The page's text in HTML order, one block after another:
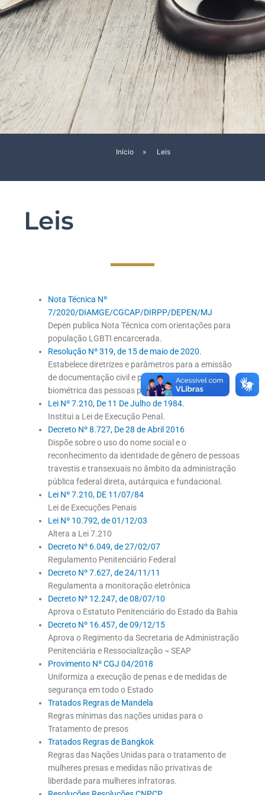
Início » Leis
Leis
Nota Técnica Nº
7/2020/DIAMGE/CGCAP/DIRPP/DEPEN/MJ
Depen publica Nota Técnica com orientações para
população LGBTI encarcerada.
Resolução Nº 319, de 15 de maio de 2020.
Estabelece diretrizes e parâmetros para a emissão
de documentação civil e para a identificação civil
biométrica das pessoas privadas de liberdade.
Lei Nº 7.210, De 11 De Julho de 1984.
Institui a Lei de Execução Penal.
Decreto Nº 8.727, De 28 de Abril 2016
Dispõe sobre o uso do nome social e o
reconhecimento da identidade de gênero de pessoas
travestis e transexuais no âmbito da administração
pública federal direta, autárquica e fundacional.
Lei Nº 7.210, DE 11/07/84
Lei de Execuções Penais
Lei Nº 10.792, de 01/12/03
Altera a Lei 7.210
Decreto Nº 6.049, de 27/02/07
Regulamento Penitenciário Federal
Decreto Nº 7.627, de 24/11/11
Regulamenta a monitoração eletrônica
Decreto Nº 12.247, de 08/07/10
Aprova o Estatuto Penitenciário do Estado da Bahia
Decreto Nº 16.457, de 09/12/15
Aprova o Regimento da Secretaria de Administração
Penitenciária e Ressocialização ¬ SEAP
Provimento Nº CGJ 04/2018
Uniformiza a execução de penas e de medidas de
segurança em todo o Estado
Tratados Regras de Mandela
Regras mínimas das nações unidas para o
Tratamento de presos
Tratados Regras de Bangkok
Regras das Nações Unidas para o tratamento de
mulheres presas e medidas não privativas de
liberdade para mulheres infratoras.